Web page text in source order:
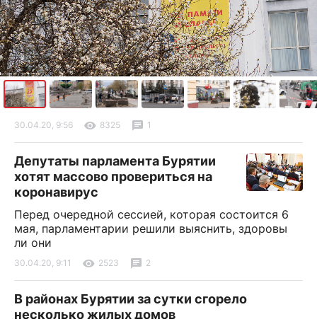
30.04.20, 9:56 8325 1
Депутаты парламента Бурятии
хотят массово провериться на
коронавирус
Перед очередной сессией, которая состоится 6
мая, парламентарии решили выяснить, здоровы
ли они
30.04.20, 9:11 2523 2
В районах Бурятии за сутки сгорело
несколько жилых домов